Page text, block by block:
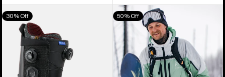
Burton
Highshot
Step On®
Snowboardboots
30% Off
Burton
[ak]®
Swash
GORE-
TEX
2L
50% Off